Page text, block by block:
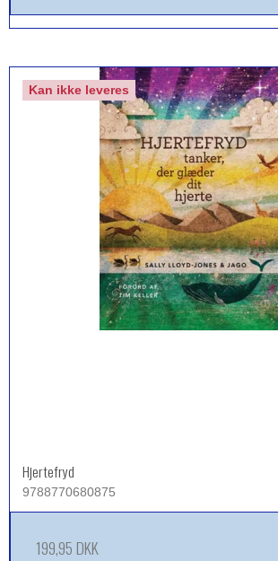
Kan ikke leveres
Hjertefryd
9788770680875
199,95 DKK